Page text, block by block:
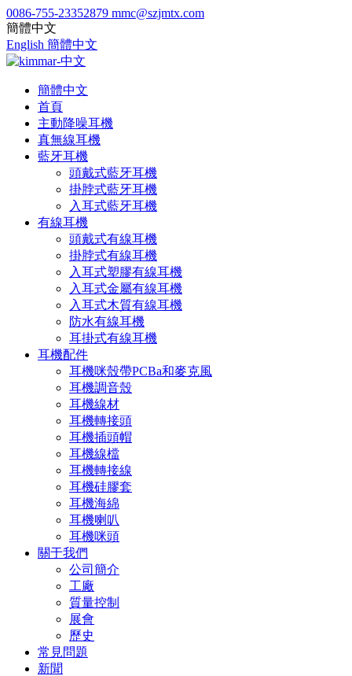
0086-755-23352879 mmc@szjmtx.com
簡體中文
English 簡體中文
簡體中文
首頁
主動降噪耳機
真無線耳機
藍牙耳機
頭戴式藍牙耳機
掛脖式藍牙耳機
入耳式藍牙耳機
有線耳機
頭戴式有線耳機
掛脖式有線耳機
入耳式塑膠有線耳機
入耳式金屬有線耳機
入耳式木質有線耳機
防水有線耳機
耳掛式有線耳機
耳機配件
耳機咪殼帶PCBa和麥克風
耳機調音殼
耳機線材
耳機轉接頭
耳機插頭帽
耳機線檔
耳機轉接線
耳機硅膠套
耳機海綿
耳機喇叭
耳機咪頭
關于我們
公司簡介
工廠
質量控制
展會
歷史
常見問題
新聞